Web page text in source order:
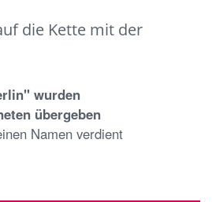
die Kette mit der
wurden
übergeben
Namen verdient